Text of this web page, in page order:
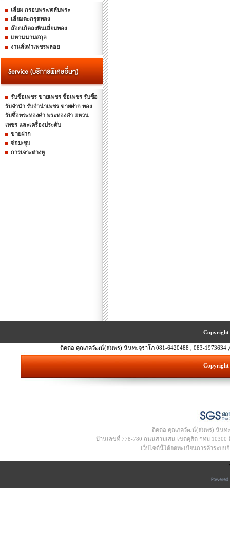
เลี่ยม กรอบพระ/ตลับพระ
เลี่ยมตะกรุดทอง
ล๊อกเก็ตลงหินเลี่ยมทอง
แหวนนามสกุล
งานสั่งทำเพชรพลอย
รับซื้อเพชร ขายเพชร ซื้อเพชร รับซื้อ
รับจำนำ รับจำนำเพชร ขายฝาก ทอง
รับซื้อพระทองคำ พระทองคำ แหวน
เพชร และเครื่องประดับ
ขายฝาก
ซ่อม/ชุบ
การเจาะต่างหู
Copyright
ติดต่อ คุณภควัฒน์(สมพร) นันทะจุราโภ 081-6420488 , 083-1973634
Copyright
ติดต่อ คุณภควัฒน์(สมพร) นันทะจุ
บ้านเลขที่ 778-780 ถนนสามเสน เขตดุสิต กทม 10300 อี
เว็ปไซด์นี้ได้จดทะเบียนการค้าระบบ